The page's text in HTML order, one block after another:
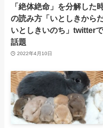
「絶体絶命」を分解した
の読み方「いとしきから
いとしきいのち」twitter
話題
2022年4月10日